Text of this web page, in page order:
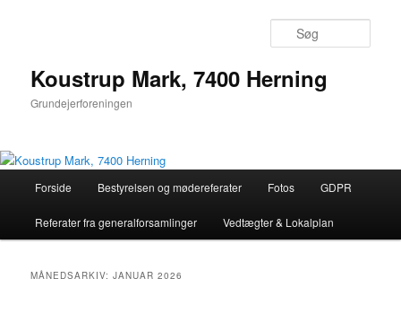
Koustrup Mark, 7400 Herning
Grundejerforeningen
Fortsæt
til
Fortsæt
til
Forside Bestyrelsen og mødereferater Fotos GDPR
Referater fra generalforsamlinger Vedtægter & Lokalplan
MÅNEDSARKIV:JANUAR 2026